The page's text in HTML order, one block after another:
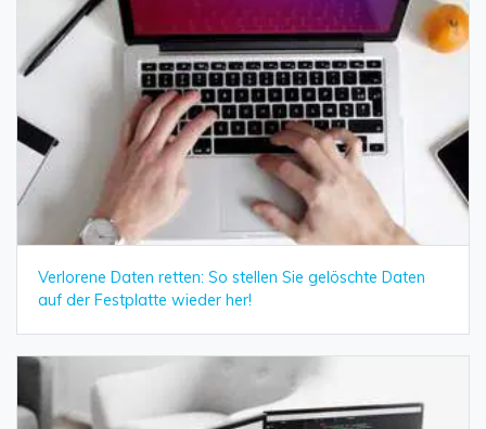
Verlorene Daten retten: So stellen Sie gelöschte Daten
auf der Festplatte wieder her!